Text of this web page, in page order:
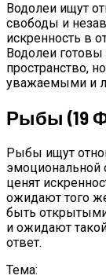
Водолеи ищут
свободы и
искренность в
Водолеи
пространство,
уважаемыми и
Рыбы (19
Рыбы ищут
эмоциональной
ценят
ожидают того
быть
и ожидают
ответ.
Тема: